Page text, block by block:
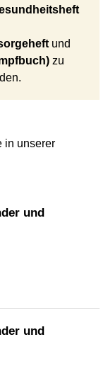
und
zu
in unserer
und
und